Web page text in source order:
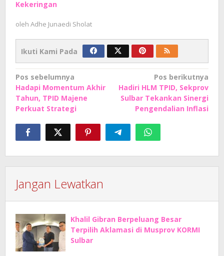
Kekeringan
oleh Adhe Junaedi Sholat
Ikuti Kami Pada
Navigasi
pos
Pos sebelumnya
Hadapi Momentum Akhir
Tahun, TPID Majene
Perkuat Strategi
Pos berikutnya
Hadiri HLM TPID, Sekprov
Sulbar Tekankan Sinergi
Pengendalian Inflasi
Jangan Lewatkan
Khalil Gibran Berpeluang Besar
Terpilih Aklamasi di Musprov KORMI
Sulbar